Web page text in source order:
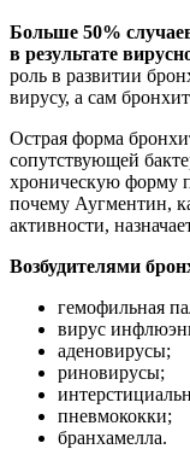
Больше 50%
в результате
роль в развитии
вирусу, а сам
Острая форма
сопутствующей
хроническую форму
почему Аугментин,
активности,
Возбудителями
гемофильная
вирус
аденовирусы;
риновирусы;
пневмококки;
бранхамелла.